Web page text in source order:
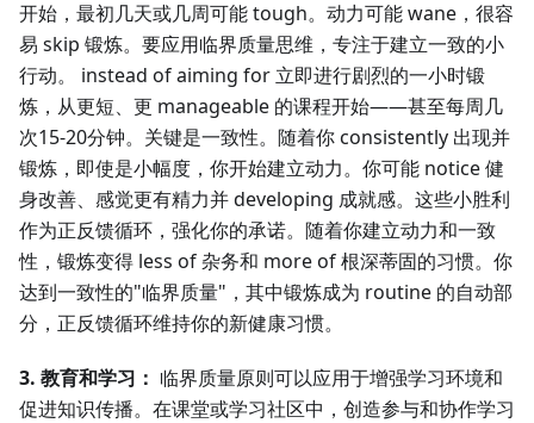
开始，最初几天或几周可能 tough。动力可能 wane，很容
易 skip 锻炼。要应用临界质量思维，专注于建立一致的小
行动。 instead of aiming for 立即进行剧烈的一小时锻
炼，从更短、更 manageable 的课程开始——甚至每周几
次15-20分钟。关键是一致性。随着你 consistently 出现并
锻炼，即使是小幅度，你开始建立动力。你可能 notice 健
身改善、感觉更有精力并 developing 成就感。这些小胜利
作为正反馈循环，强化你的承诺。随着你建立动力和一致
性，锻炼变得 less of 杂务和 more of 根深蒂固的习惯。你
达到一致性的"临界质量"，其中锻炼成为 routine 的自动部
分，正反馈循环维持你的新健康习惯。
3. 教育和学习： 临界质量原则可以应用于增强学习环境和
促进知识传播。在课堂或学习社区中，创造参与和协作学习